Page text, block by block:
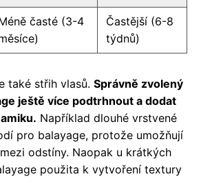
časté (3-4
Častější (6-8
týdnů)
také střih vlasů. Správně zvolený
ještě více podtrhnout a dodat
Například dlouhé vrstvené
pro balayage, protože umožňují
odstíny. Naopak u krátkých
použita k vytvoření textury